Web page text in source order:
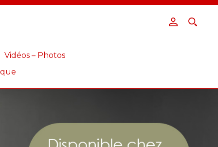
Vidéos – Photos